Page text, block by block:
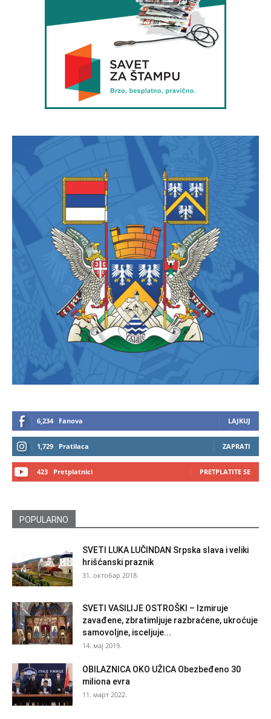
6,234 Fanova LAJKUJ
1,729 Pratilaca ZAPRATI
423 Pretplatnici PRETPLATITE SE
POPULARNO
SVETI LUKA LUČINDAN Srpska slava i veliki
hrišćanski praznik
31. октобар 2018.
SVETI VASILIJE OSTROŠKI – Izmiruje
zavađene, zbratimljuje razbraćene, ukroćuje
samovoljne, isceljuje...
14. мај 2019.
OBILAZNICA OKO UŽICA Obezbeđeno 30
miliona evra
11. март 2022.